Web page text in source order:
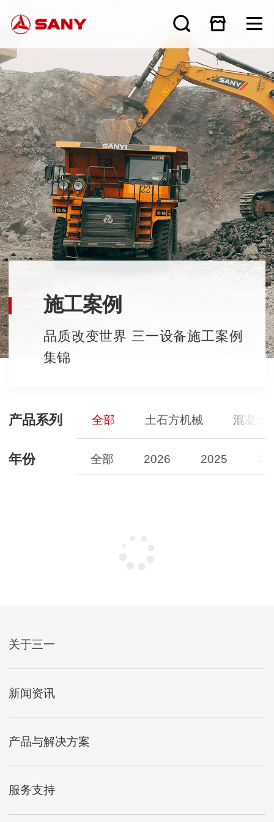
施工案例
品质改变世界 三一设备施工案例
集锦
产品系列 全部 土石方机械 混凝土
年份 全部 2026 2025
部案例
产品系列：掘进机
工程类型：矿山